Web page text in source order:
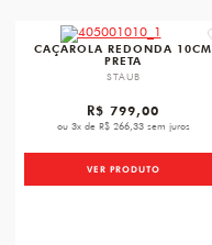
CAÇAROLA REDONDA 10CM
PRETA
STAUB
R$ 799,00
ou 3x de R$ 266,33 sem juros
VER PRODUTO